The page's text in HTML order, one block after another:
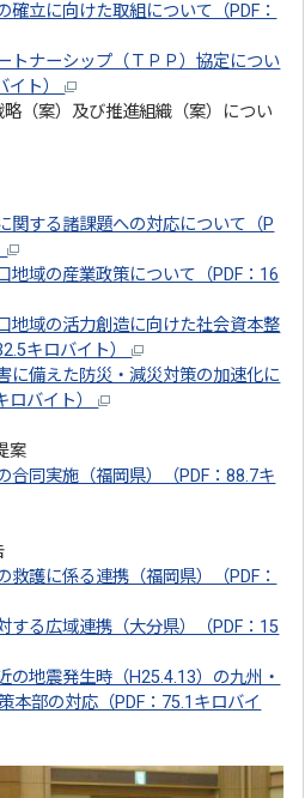
確立に向けた取組について（PDF：
トナーシップ（ＴＰＰ）協定につい
イト）
略（案）及び推進組織（案）につい
関する諸課題への対応について（P
地域の産業政策について（PDF：16
地域の活力創造に向けた社会資本整
キロバイト）
に備えた防災・減災対策の加速化に
ロバイト）
案
合同実施（福岡県）（PDF：88.7キ
救護に係る連携（福岡県）（PDF：
する広域連携（大分県）（PDF：15
の地震発生時（H25.4.13）の九州・
本部の対応（PDF：75.1キロバイ